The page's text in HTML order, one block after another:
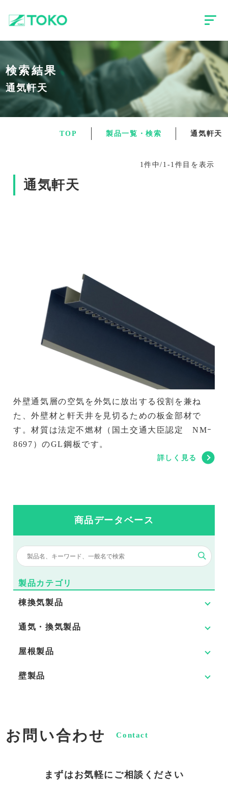
検索結果
通気軒天
TOP 製品一覧・検索 通気軒天
1件中/1-1件目を表示
通気軒天
外壁通気層の空気を外気に放出する役割を兼ね
た、外壁材と軒天井を見切るための板金部材で
す。材質は法定不燃材（国土交通大臣認定 NMｰ
8697）のGL鋼板です。
詳しく見る
商品データベース
製品カテゴリ
棟換気製品
通気・換気製品
屋根製品
壁製品
お問い合わせ Contact
まずはお気軽にご相談ください